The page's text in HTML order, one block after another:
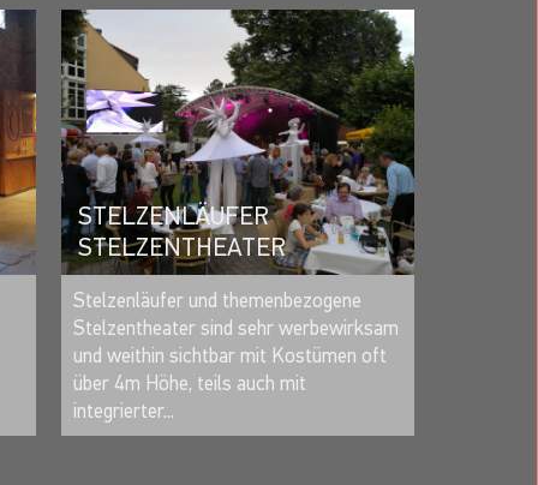
STELZENLÄUFER
STELZENTHEATER
MERKEN
Stelzenläufer und themenbezogene
Stelzentheater sind sehr werbewirksam
und weithin sichtbar mit Kostümen oft
über 4m Höhe, teils auch mit
integrierter...